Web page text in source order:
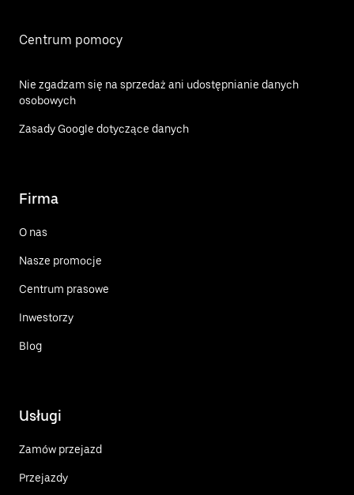
Centrum pomocy
Nie zgadzam się na sprzedaż ani udostępnianie danych
osobowych
Zasady Google dotyczące danych
Firma
O nas
Nasze promocje
Centrum prasowe
Inwestorzy
Blog
Usługi
Zamów przejazd
Przejazdy